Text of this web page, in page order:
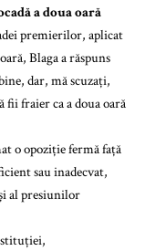
a doua oară
premierilor, aplicat
Blaga a răspuns
dar, mă scuzați,
fraier ca a doua oară
o opoziție fermă față
sau inadecvat,
al presiunilor